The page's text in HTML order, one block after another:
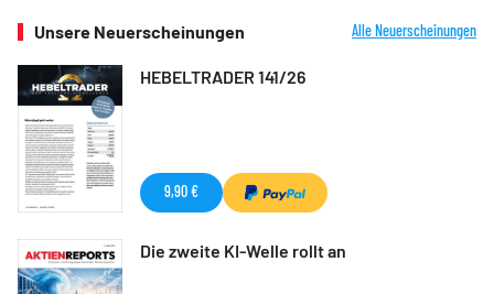
Unsere Neuerscheinungen Alle Neuerscheinungen
HEBELTRADER 141/26
9,90 €
Die zweite KI-Welle rollt an